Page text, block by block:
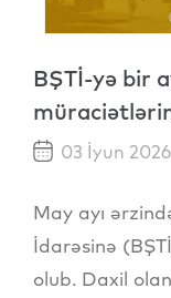
BŞTİ-yə bir
müraciətlərin
03 İyun 2026
May ayı
İdarəsinə
olub. Daxil